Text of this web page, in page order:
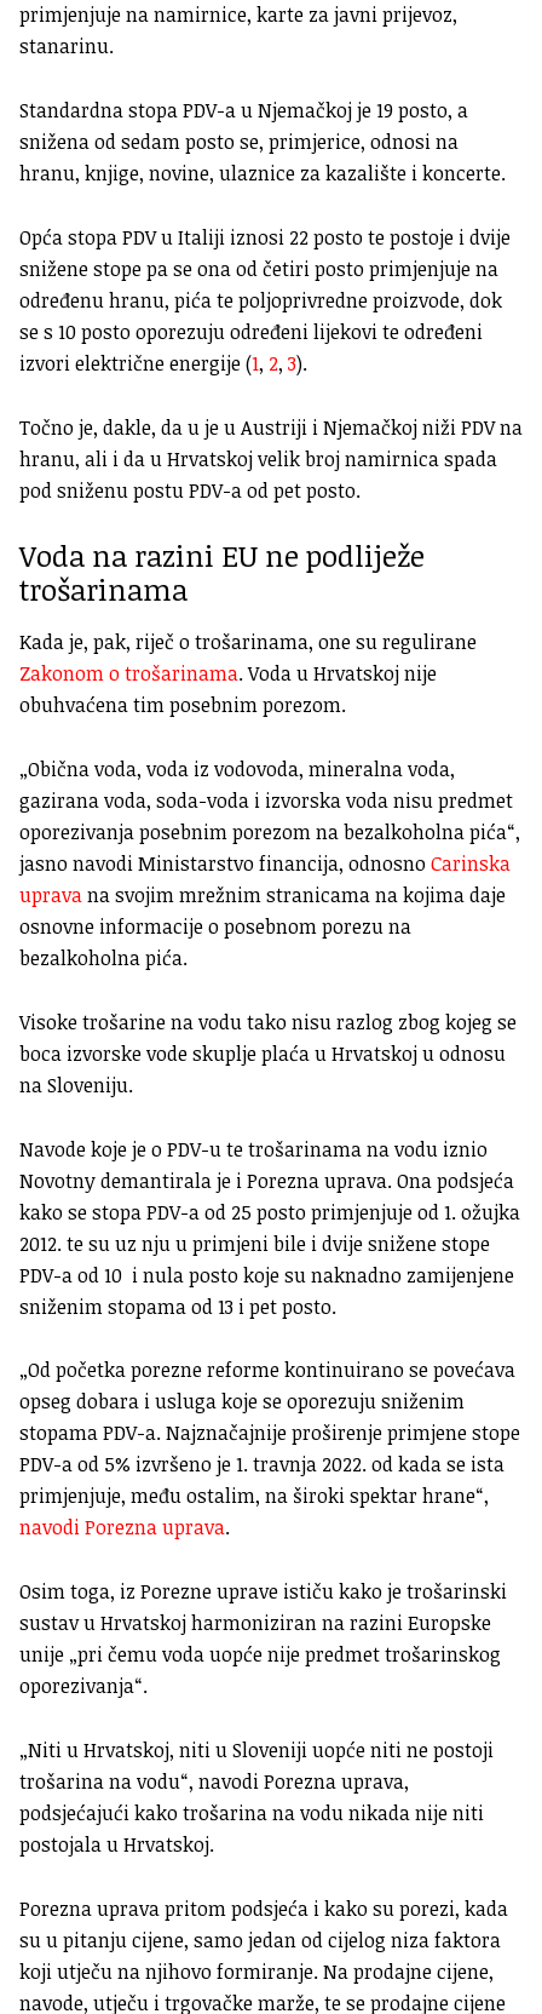
primjenjuje na namirnice, karte za javni prijevoz,
stanarinu.
Standardna stopa PDV-a u Njemačkoj je 19 posto, a
snižena od sedam posto se, primjerice, odnosi na
hranu, knjige, novine, ulaznice za kazalište i koncerte.
Opća stopa PDV u Italiji iznosi 22 posto te postoje i dvije
snižene stope pa se ona od četiri posto primjenjuje na
određenu hranu, pića te poljoprivredne proizvode, dok
se s 10 posto oporezuju određeni lijekovi te određeni
izvori električne energije (1, 2, 3).
Točno je, dakle, da u je u Austriji i Njemačkoj niži PDV na
hranu, ali i da u Hrvatskoj velik broj namirnica spada
pod sniženu postu PDV-a od pet posto.
Voda na razini EU ne podliježe
trošarinama
Kada je, pak, riječ o trošarinama, one su regulirane
Zakonom o trošarinama. Voda u Hrvatskoj nije
obuhvaćena tim posebnim porezom.
„Obična voda, voda iz vodovoda, mineralna voda,
gazirana voda, soda-voda i izvorska voda nisu predmet
oporezivanja posebnim porezom na bezalkoholna pića“,
jasno navodi Ministarstvo financija, odnosnoCarinska
upravana svojim mrežnim stranicama na kojima daje
osnovne informacije o posebnom porezu na
bezalkoholna pića.
Visoke trošarine na vodu tako nisu razlog zbog kojeg se
boca izvorske vode skuplje plaća u Hrvatskoj u odnosu
na Sloveniju.
Navode koje je o PDV-u te trošarinama na vodu iznio
Novotny demantirala je i Porezna uprava. Ona podsjeća
kako se stopa PDV-a od 25 posto primjenjuje od 1. ožujka
2012. te su uz nju u primjeni bile i dvije snižene stope
PDV-a od 10 i nula posto koje su naknadno zamijenjene
sniženim stopama od 13 i pet posto.
„Od početka porezne reforme kontinuirano se povećava
opseg dobara i usluga koje se oporezuju sniženim
stopama PDV-a. Najznačajnije proširenje primjene stope
PDV-a od 5% izvršeno je 1. travnja 2022. od kada se ista
primjenjuje, među ostalim, na široki spektar hrane“,
navodi Porezna uprava.
Osim toga, iz Porezne uprave ističu kako je trošarinski
sustav u Hrvatskoj harmoniziran na razini Europske
unije „pri čemu voda uopće nije predmet trošarinskog
oporezivanja“.
„Niti u Hrvatskoj, niti u Sloveniji uopće niti ne postoji
trošarina na vodu“, navodi Porezna uprava,
podsjećajući kako trošarina na vodu nikada nije niti
postojala u Hrvatskoj.
Porezna uprava pritom podsjeća i kako su porezi, kada
su u pitanju cijene, samo jedan od cijelog niza faktora
koji utječu na njihovo formiranje. Na prodajne cijene,
navode, utječu i trgovačke marže, te se prodajne cijene